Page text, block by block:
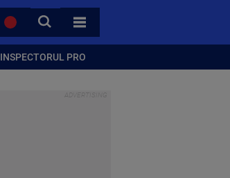
CAUTA
TOATE CATEGORIILE
INSPECTORUL PRO